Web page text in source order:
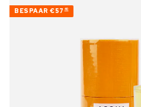
BESPAAR €57 40